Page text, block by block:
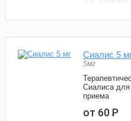
Сиалис 5
5мг
Сиалиса для
приема
от 60Р